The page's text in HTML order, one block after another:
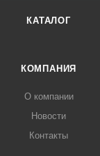
КАТАЛОГ
КОМПАНИЯ
О компании
Новости
Контакты